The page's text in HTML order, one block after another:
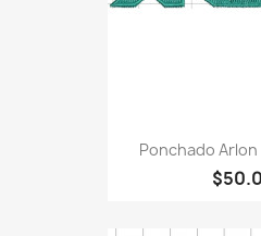
Ponchado Arlon